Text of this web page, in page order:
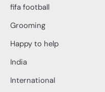
fifa football
Grooming
Happy to help
India
International